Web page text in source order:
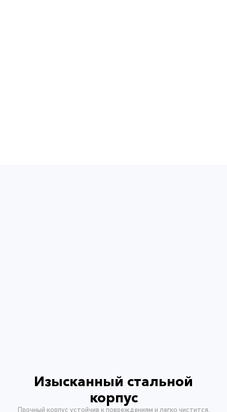
Изысканный стальной
корпус
Прочный корпус устойчив к повреждениям и легко чистится.